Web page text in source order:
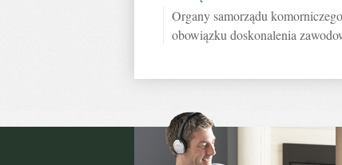
Organy samorządu
obowiązku doskonalenia